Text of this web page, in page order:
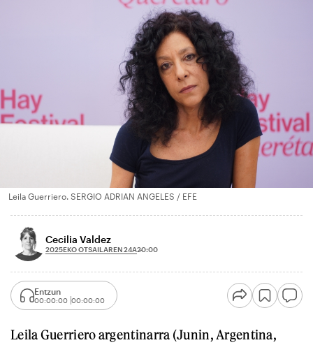
Leila Guerriero. SERGIO ADRIAN ANGELES / EFE
Cecilia Valdez
2025EKO OTSAILAREN 24A20:00
Entzun
00:00:00 00:00:00
Leila Guerriero argentinarra (Junin, Argentina,